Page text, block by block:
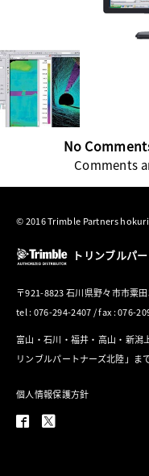
No
Comments
© 2016 Trimble Partners
トリンブルパ
〒921-8823 石川県野々市市粟
tel : 076-294-2407 / fax : 076-
富山・石川・福井・高山・新潟
リンブルパートナーズ北陸」ま
個人情報保護方針